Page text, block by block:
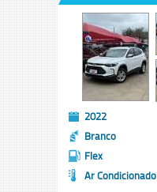
2022
Branco
Flex
Ar Condicionado